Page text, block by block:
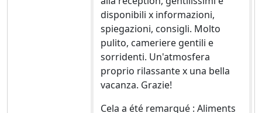
disponibili x informazioni,
spiegazioni, consigli. Molto
pulito, cameriere gentili e
sorridenti. Un'atmosfera
proprio rilassante x una bella
vacanza. Grazie!
Cela a été remarqué : Aliments